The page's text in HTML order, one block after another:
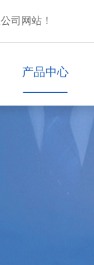
司网站！
产品中心